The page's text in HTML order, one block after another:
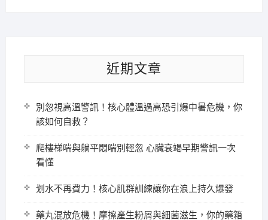
近期文章
別忽視高溫警訊！核心體溫過高恐引爆中暑危機，你
該如何自救？
爬樓梯喘與躺平悶喘別輕忽 心臟衰竭早期警訊一次
看懂
划水不再費力！核心肌群訓練讓你在浪上持久爆發
藥丸混放危機！摩擦產生粉屑與細菌滋生，你的藥箱